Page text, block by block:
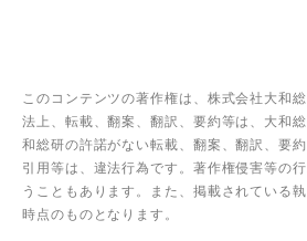
このコンテンツの著作権は、株式会社大和
法上、転載、翻案、翻訳、要約等は、大和
和総研の許諾がない転載、翻案、翻訳、要
引用等は、違法行為です。著作権侵害等の
うこともあります。また、掲載されている
時点のものとなります。